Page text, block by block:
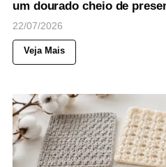
um dourado cheio de
22/07/2026
Veja Mais